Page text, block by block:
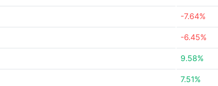
-7.64%
-6.45%
9.58%
7.51%